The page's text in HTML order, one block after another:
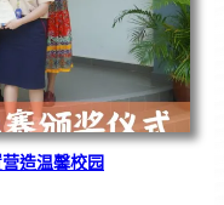
造温馨校园